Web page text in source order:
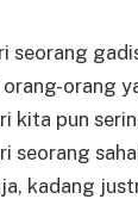
seorang
orang
kita pun
seorang
kadang